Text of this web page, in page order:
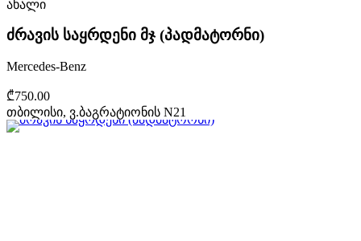
ახალი
ძრავის საყრდენი მჯ (პადმატორნი)
Mercedes-Benz
₾750.00
თბილისი, ვ.ბაგრატიონის N21